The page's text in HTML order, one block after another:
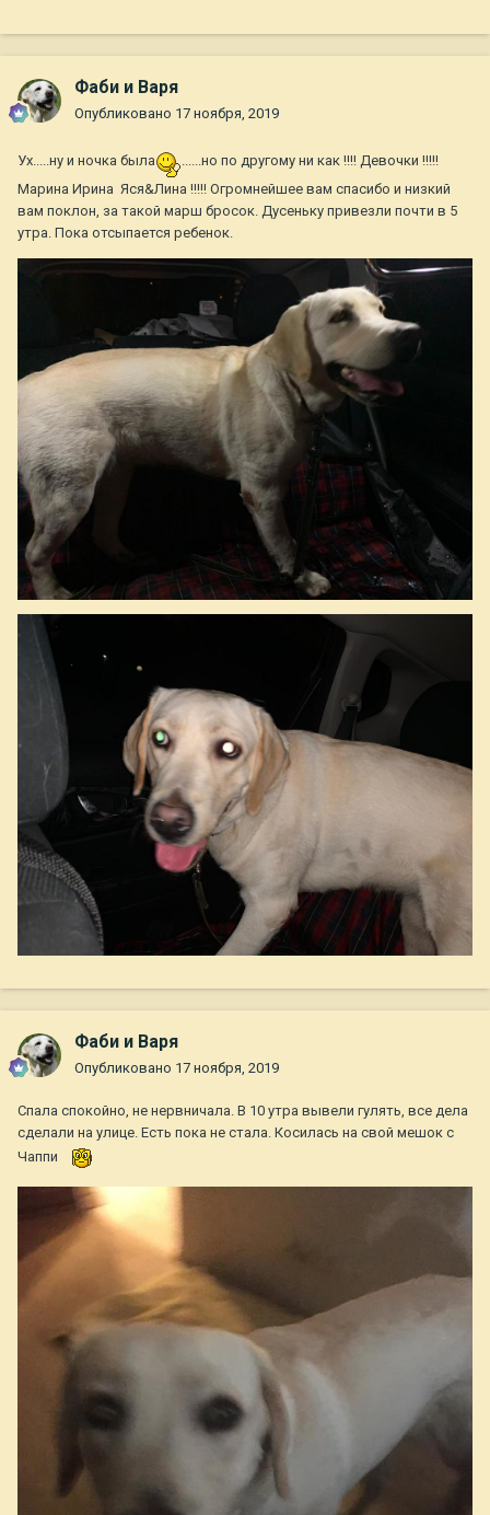
Фаби и Варя
Опубликовано 17 ноября, 2019
Ух.....ну и ночка была
......но по другому ни как !!!! Девочки !!!!!
Марина Ирина Яся&Лина !!!!! Огромнейшее вам спасибо и низкий
вам поклон, за такой марш бросок. Дусеньку привезли почти в 5
утра. Пока отсыпается ребенок.
Фаби и Варя
Опубликовано 17 ноября, 2019
Спала спокойно, не нервничала. В 10 утра вывели гулять, все дела
сделали на улице. Есть пока не стала. Косилась на свой мешок с
Чаппи